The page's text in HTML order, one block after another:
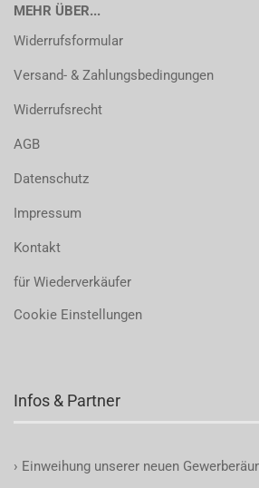
MEHR ÜBER...
Widerrufsformular
Versand- & Zahlungsbedingungen
Widerrufsrecht
AGB
Datenschutz
Impressum
Kontakt
für Wiederverkäufer
Cookie Einstellungen
Infos & Partner
› Einweihung unserer neuen